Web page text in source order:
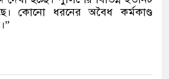
কোনো ধরনের অবৈধ কর্মকাণ্ড